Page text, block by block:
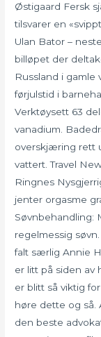
Østigaard Fersk
tilsvarer en
Ulan Bator –
billøpet der
Russland i gamle
førjulstid i
Verktøysett 63
vanadium.
overskjæring rett
vattert. Travel
Ringnes
jenter orgasme
Søvnbehandling:
regelmessig
falt særlig Annie
er litt på siden av
er blitt så viktig
høre dette og så.
den beste